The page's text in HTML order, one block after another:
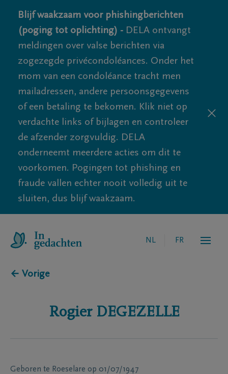
Blijf waakzaam voor phishingberichten
(poging tot oplichting) - DELA ontvangt
meldingen over valse berichten via
zogezegde privécondoléances. Onder het
mom van een condoléance tracht men
mailadressen, andere persoonsgegevens
of een betaling te bekomen. Klik niet op
verdachte links of bijlagen en controleer
de afzender zorgvuldig. DELA
onderneemt meerdere acties om dit te
voorkomen. Pogingen tot phishing en
fraude vallen echter nooit volledig uit te
sluiten, dus blijf waakzaam.
NL FR
← Vorige
Rogier DEGEZELLE
Geboren te Roeselare op 01/07/1947